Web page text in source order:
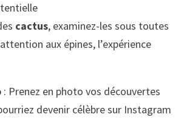
cactus, examinez-les sous toutes
aux épines, l’expérience
: Prenez en photo vos découvertes
devenir célèbre sur Instagram